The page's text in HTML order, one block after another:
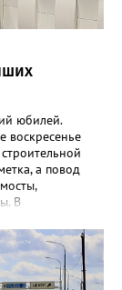
юбилей.
воскресенье
а повод
В
города
и
по